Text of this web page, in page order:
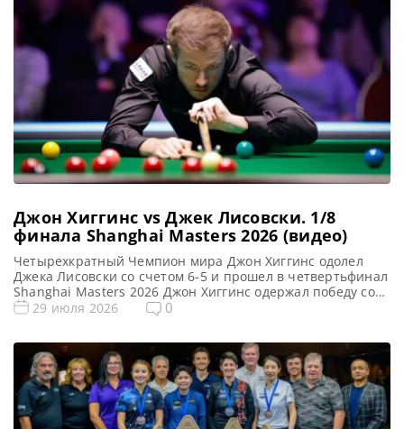
51, 112 и 100 очков […]
Джон Хиггинс vs Джек Лисовски. 1/8
финала Shanghai Masters 2026 (видео)
Четырехкратный Чемпион мира Джон Хиггинс одолел
Джека Лисовски со счетом 6-5 и прошел в четвертьфинал
Shanghai Masters 2026 Джон Хиггинс одержал победу со
счетом 6-5 над Джеком Лисовски в эпическом решающем
После чего Хиггинс взял следующие две партии […]
29 июля 2026 0